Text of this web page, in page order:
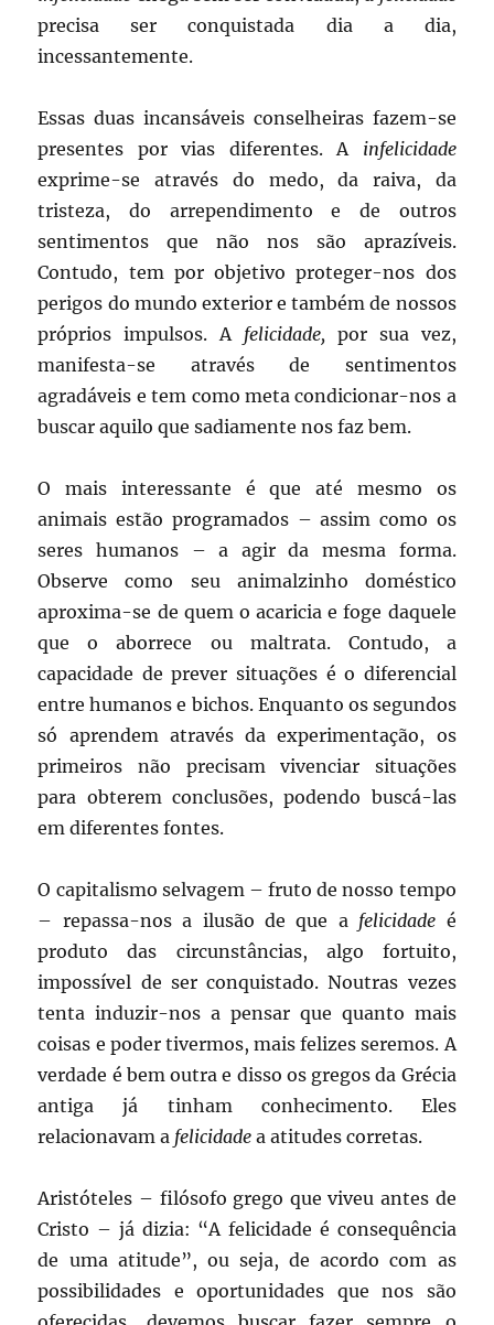
precisa ser conquistada dia a dia,
incessantemente.
Essas duas incansáveis conselheiras fazem-se
presentes por vias diferentes. A infelicidade
exprime-se através do medo, da raiva, da
tristeza, do arrependimento e de outros
sentimentos que não nos são aprazíveis.
Contudo, tem por objetivo proteger-nos dos
perigos do mundo exterior e também de nossos
próprios impulsos. A felicidade, por sua vez,
manifesta-se através de sentimentos
agradáveis e tem como meta condicionar-nos a
buscar aquilo que sadiamente nos faz bem.
O mais interessante é que até mesmo os
animais estão programados – assim como os
seres humanos – a agir da mesma forma.
Observe como seu animalzinho doméstico
aproxima-se de quem o acaricia e foge daquele
que o aborrece ou maltrata. Contudo, a
capacidade de prever situações é o diferencial
entre humanos e bichos. Enquanto os segundos
só aprendem através da experimentação, os
primeiros não precisam vivenciar situações
para obterem conclusões, podendo buscá-las
em diferentes fontes.
O capitalismo selvagem – fruto de nosso tempo
– repassa-nos a ilusão de que a felicidade é
produto das circunstâncias, algo fortuito,
impossível de ser conquistado. Noutras vezes
tenta induzir-nos a pensar que quanto mais
coisas e poder tivermos, mais felizes seremos. A
verdade é bem outra e disso os gregos da Grécia
antiga já tinham conhecimento. Eles
relacionavam a felicidade a atitudes corretas.
Aristóteles – filósofo grego que viveu antes de
Cristo – já dizia: “A felicidade é consequência
de uma atitude”, ou seja, de acordo com as
possibilidades e oportunidades que nos são